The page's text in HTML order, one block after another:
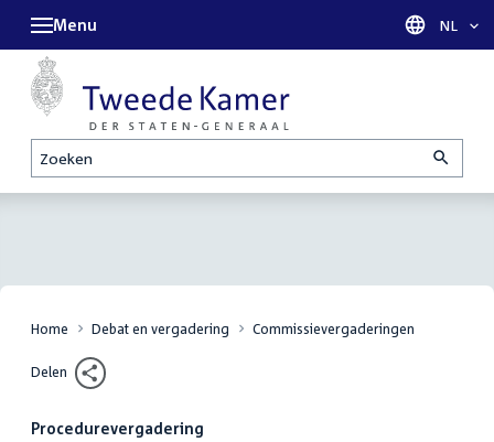
Zoeken
Menu Taal
NL
Home Debat en vergadering Commissievergaderingen
Delen
Procedurevergadering